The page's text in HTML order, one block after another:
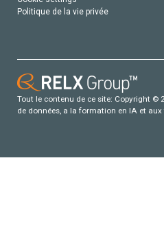
Politique de la vie privée
Tout le contenu de ce site: Copyright ©
de données, a la formation en IA et